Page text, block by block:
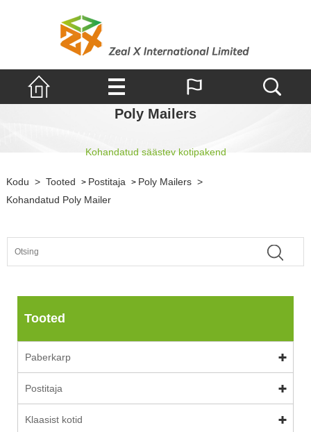
Poly Mailers
Kohandatud säästev kotipakend
Kodu > Tooted > Postitaja > Poly Mailers >
Kohandatud Poly Mailer
Tooted
Paberkarp
Postitaja
Klaasist kotid